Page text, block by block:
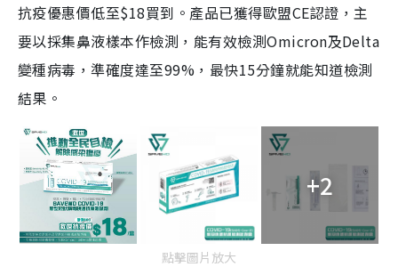
抗疫優惠價低至$18買到。產品已獲得歐盟CE認證，主
要以採集鼻液樣本作檢測，能有效檢測Omicron及Delta
變種病毒，準確度達至99%，最快15分鐘就能知道檢測
結果。
+2
點擊圖片放大